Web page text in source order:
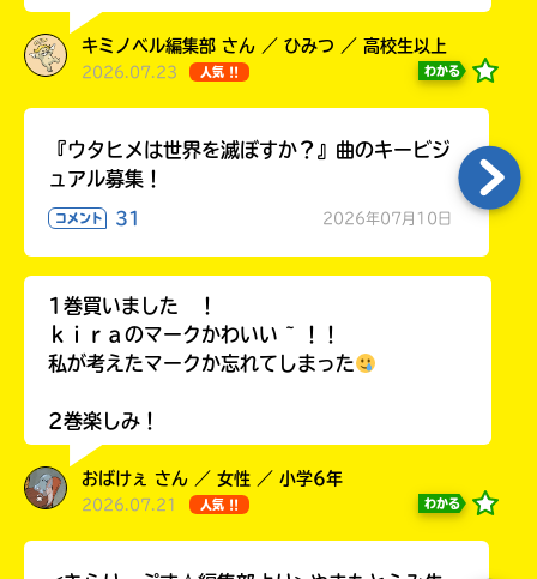
キミノベル編集部 さん ／ ひみつ ／ 高校生以上
2026.07.23 人気 !! わかる
『ウタヒメは世界を滅ぼすか？』曲のキービジ
ュアル募集！
コメント 31 2026年07月10日
1巻買いました ！
ｋｉｒａのマークかわいい ~ ！！
私が考えたマークか忘れてしまった
2巻楽しみ！
おばけぇ さん ／ 女性 ／ 小学6年
2026.07.21 人気 !! わかる